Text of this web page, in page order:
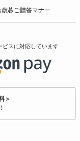
暮ご贈答マナー
ビスに対応しています
＞